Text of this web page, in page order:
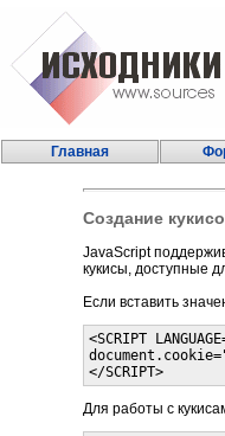
Главная
Создание
JavaScript
кукисы, доступные
Если вставить
<SCRIPT
Для работы с